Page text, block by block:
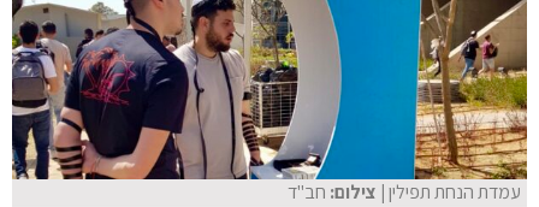
עמדת הנחת תפילין| צילום: חב"ד